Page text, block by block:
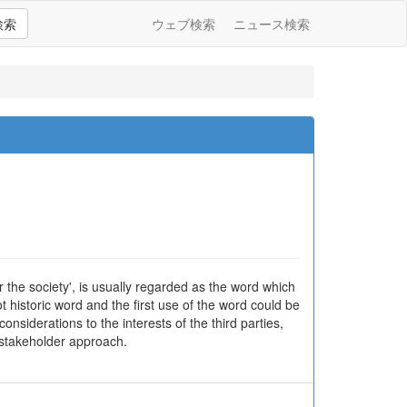
索 ウェブ検索 ニュース検索
society', is usually regarded as the word which
historic word and the first use of the word could be
to the interests of the third parties,
approach.